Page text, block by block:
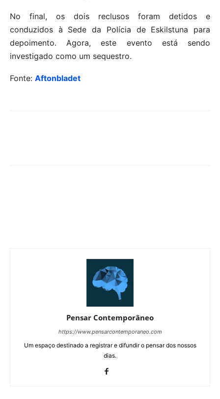
No final, os dois reclusos foram detidos e
conduzidos à Sede da Polícia de Eskilstuna para
depoimento. Agora, este evento está sendo
investigado como um sequestro.
Fonte: Aftonbladet
Pensar Contemporâneo
https://www.pensarcontemporaneo.com
Um espaço destinado a registrar e difundir o pensar dos nossos
dias.